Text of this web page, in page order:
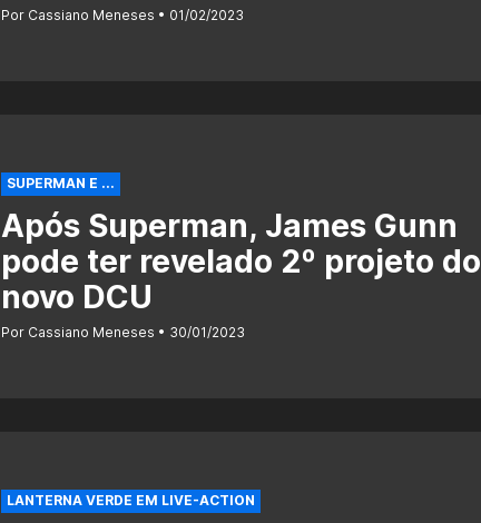
Por Cassiano Meneses 01/02/2023
SUPERMAN E ...
Após Superman, James Gunn
pode ter revelado 2º projeto do
novo DCU
Por Cassiano Meneses 30/01/2023
LANTERNA VERDE EM LIVE-ACTION